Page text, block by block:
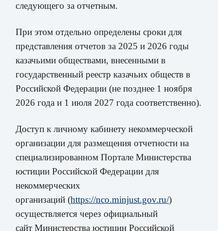
следующего за отчетным.
При этом отдельно определены сроки для
представления отчетов за 2025 и 2026 годы
казачьими обществами, внесенными в
государственный реестр казачьих обществ в
Российской Федерации (не позднее 1 ноября
2026 года и 1 июля 2027 года соответственно).
Доступ к личному кабинету некоммерческой
организации для размещения отчетности на
специализированном Портале Министерства
юстиции Российской Федерации для
некоммерческих
организаций (https://nco.minjust.gov.ru/)
осуществляется через официальный
сайт Министерства юстиции Российской